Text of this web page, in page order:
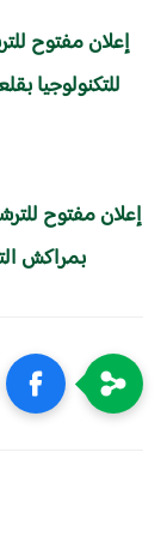
إعلان مفتوح
للتكنولوجيا
إعلان مفتوح
بمراكش